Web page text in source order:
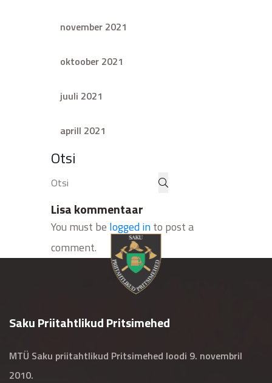
november 2021
oktoober 2021
juuli 2021
aprill 2021
Otsi
Lisa kommentaar
You must be logged into post a
comment.
Saku Priitahtlikud Pritsimehed
MTÜ Saku priitahtlikud Pritsimehed loodi 9. novembril
2010.